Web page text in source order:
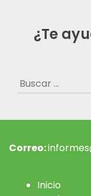
¿Te
Buscar:
Correo:
Inicio